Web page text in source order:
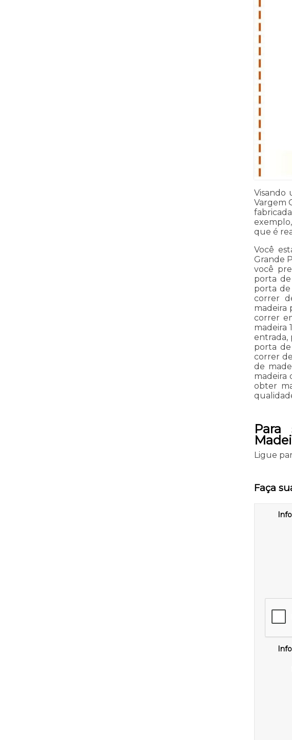
Visando
Vargem
que é
Você
Grande
você
porta
porta
correr
madeira
correr
madeira
entrada,
porta
correr
de
madeira
obter
Ligue
Faça